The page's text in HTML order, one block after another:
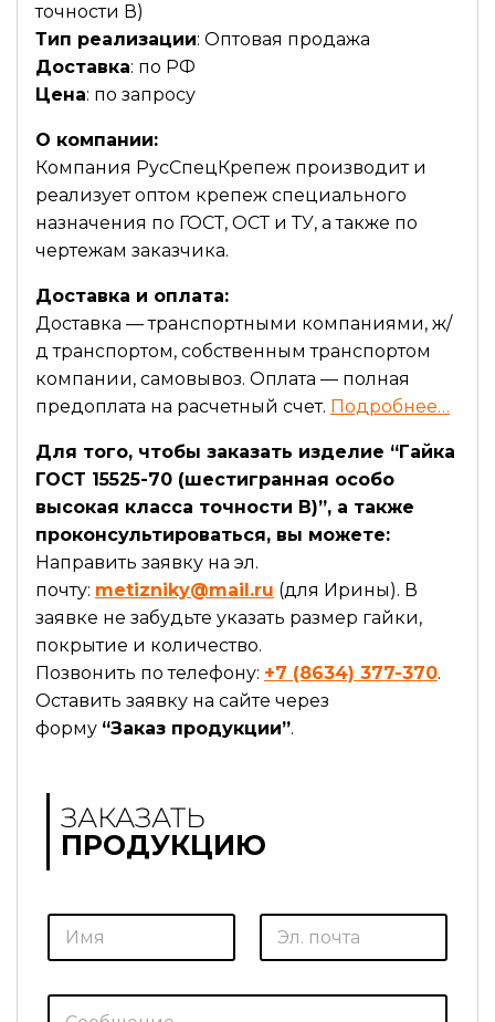
точности В)
Тип реализации: Оптовая продажа
Доставка: по РФ
Цена: по запросу
О компании:
Компания РусСпецКрепеж производит и
реализует оптом крепеж специального
назначения по ГОСТ, ОСТ и ТУ, а также по
чертежам заказчика.
Доставка и оплата:
Доставка — транспортными компаниями, ж/
д транспортом, собственным транспортом
компании, самовывоз. Оплата — полная
предоплата на расчетный счет. Подробнее…
Для того, чтобы заказать изделие “Гайка
ГОСТ 15525-70 (шестигранная особо
высокая класса точности В)”, а также
проконсультироваться, вы можете:
Направить заявку на эл.
почту: metizniky@mail.ru (для Ирины). В
заявке не забудьте указать размер гайки,
покрытие и количество.
Позвонить по телефону: +7 (8634) 377-370.
Оставить заявку на сайте через
форму “Заказ продукции”.
ЗАКАЗАТЬ
ПРОДУКЦИЮ
И
я
о
Э
.
о
С